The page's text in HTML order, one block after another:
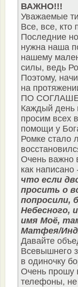
ВАЖНО!!!
Уважаемые
Все, все, кто
Последние
нужна наша
нашему
силы, ведь
Поэтому,
на
ПО
Каждый день
просим всех
помощи у
Ромке стало
Очень важно
как написано
что если
просить о
попросили,
Небесного,
имя Моё,
Матфея/
Давайте
Всевышнего
в одиночку
Очень прошу
телефоны, не